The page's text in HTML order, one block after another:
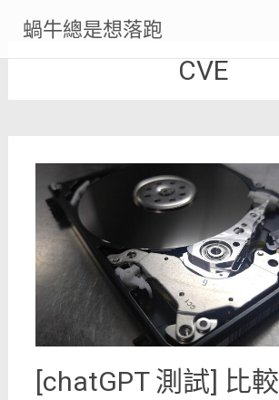
content
蝸牛總是想落跑
CVE
[chatGPT 測試] 比較